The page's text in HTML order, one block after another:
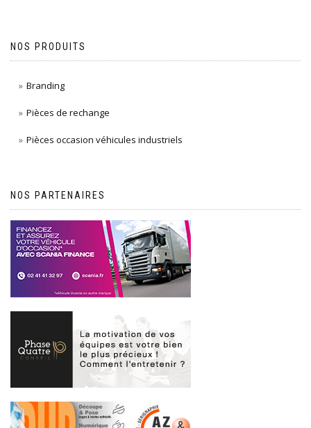
NOS PRODUITS
Branding
Pièces de rechange
Pièces occasion véhicules industriels
NOS PARTENAIRES